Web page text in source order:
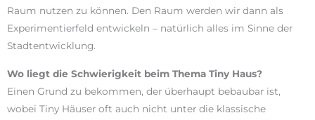
Raum nutzen zu können. Den Raum werden wir dann als
Experimentierfeld entwickeln – natürlich alles im Sinne der
Stadtentwicklung.
Wo liegt die Schwierigkeit beim Thema Tiny Haus?
Einen Grund zu bekommen, der überhaupt bebaubar ist,
wobei Tiny Häuser oft auch nicht unter die klassische